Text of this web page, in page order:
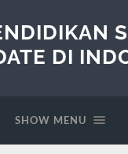
DI
SHOW MENU